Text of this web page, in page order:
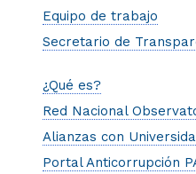
Equipo de trabajo
Secretario de
¿Qué es?
Red Nacional
Alianzas con
Portal Anticorrupción